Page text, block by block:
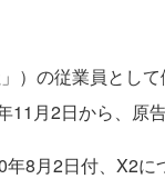
）の従業員とし
11月2日から、原
8月2日付、X2に